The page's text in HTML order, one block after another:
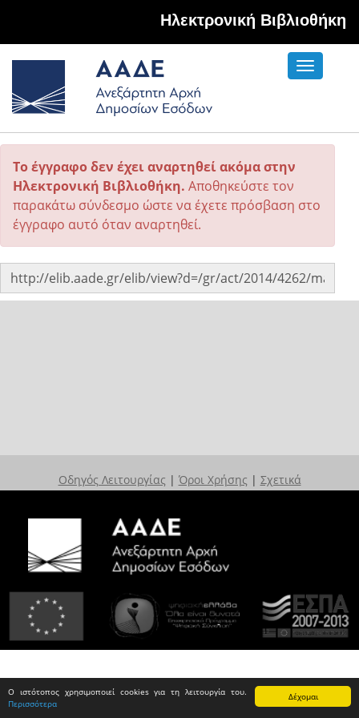
Δέχομαι
Ο ιστότοπος χρησιμοποιεί cookies για τη λειτουργία του.
Περισσότερα
Hλεκτρονική Βιβλιοθήκη
Toggle
Το έγγραφο δεν έχει αναρτηθεί ακόμα στην
Ηλεκτρονική Βιβλιοθήκη. Αποθηκεύστε τον
παρακάτω σύνδεσμο ώστε να έχετε πρόσβαση στο
έγγραφο αυτό όταν αναρτηθεί.
Οδηγός Λειτουργίας | Όροι Χρήσης | Σχετικά